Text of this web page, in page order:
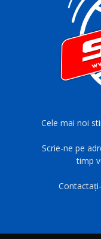
Cele mai noi
Scrie-ne pe
timp